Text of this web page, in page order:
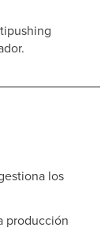
los
producción